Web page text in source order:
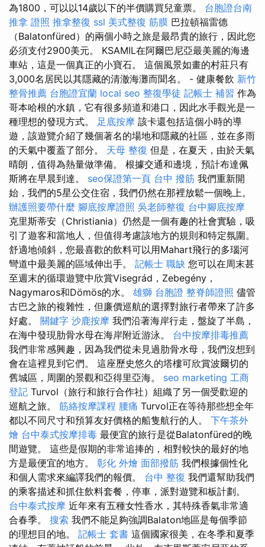
為1800，可以以14歲以下的半價購買兒童票。 台胞證台南
推拿 證照 推拿整復 ssl 美式整復 筋膜 巴拉頓福雷德
（Balatonfüred）的兩個小時之旅是最昂貴的旅行，因此您
必須支付2900美元。 KSAMIL在阿爾巴尼亞最美麗的海邊
車站，這是一個真正的小寶石。 這個風景如畫的村莊只有
3,000名居民以其隱藏的清澈海灘而聞名。 - 健康餐飲 新竹
整骨推薦 台胞證宜蘭 local seo 整復學徒 記帳士 補習 作為
哥本哈根的水鎮，它有很多頻道和港口，因此水手觀光是一
種理想的發現方式。 足底按摩 該卡還包括這個小時的導
遊，該遊覽介紹了幾個著名的場地和隱藏的社區，並在多雨
的天氣中覆蓋了部分。 天母 整復 但是，在夏天，由於天氣
晴朗，值得為熱量做準備。 根據交通和邊境，預計布達佩
斯將在早晨到達。 seo保證第一頁 台中 撥筋 我們重新開
始，我們的5星公交住宿，我們仍然在那裡放鬆一個晚上。
辦護照要帶什麼 腳底按摩證照 吳老師整復 台中腳底按摩
克里斯蒂安（Christiania）仍然是一個有趣的社會實驗，吸
引了遊客和當地人，但值得考慮該地方的規則和特定氛圍。
舒適地傾斜，您最喜歡的飲料可以用Mahart飛行的多瑙河
彎道中最美麗的區域伸出手。 記帳士 職缺 您可以在周末甚
至週末的循環遊覽中欣賞Visegrád，Zebegény，
Nagymaros和Dömös的水。 雄獅 台胞證 整脊師證照 儘管
古巴之旅的複雜性，但廉價巡航的選擇對旅行者帶來了許多
好處。 關鍵字 沙鹿按摩 我們沿著海岸行走，盤旋了半島，
在海中發現肋骨水母在海岸附近游泳。 台中按摩排毒推薦
我們非常感興趣，因為我們從未見過肋骨水母，我們沒想到
會在這裡見到它們。 這座歷史悠久的塔樓可欣賞波爾切的
舊城區，周圍的景觀和亞得里亞海。 seo marketing 工商
登記 Turvol（旅行和旅行合作社）組織了另一個受歡迎的
巡航之旅。 筋絡按摩課程 腰痛 Turvol正在等待那些想全年
都以不同尺寸和預算友好價格的船隻航行的人。 下午茶外
燴 台中泰式按摩排毒 最便宜的旅行是從Balatonfüred的晚
間遊覽。 這些是假期的非常追捧的，相對較快的最好的地
方是最便宜的地方。 彰化 外燴 面部撥筋 我們根據個性化
和個人需求來編譯我們的報價。 台中 整復 我們還幫助我們
的乘客描述和抓住飲料套餐，停車，派對遊覽和板計劃。
台中泰式按摩 近年來有五種女性香水，其特殊香氣非常適
合春季。 搜索 我們不能足夠強調Balaton地區是每個季節
的理想目的地。 記帳士 套書 這個國家很美，在冬季和夏季